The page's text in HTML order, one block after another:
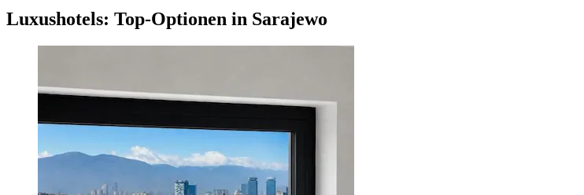
Luxushotels: Top-Optionen in Sarajewo